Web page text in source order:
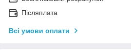
Післяплата
Всі умови оплати